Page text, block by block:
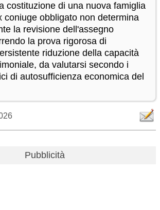
costituzione di una nuova famiglia
coniuge obbligato non determina
la revisione dell'assegno
la prova rigorosa di
riduzione della capacità
da valutarsi secondo i
di autosufficienza economica del
Pubblicità